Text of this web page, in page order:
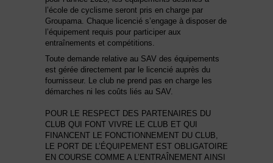
l’école de cyclisme seront pris en charge par
Groupama. Chaque licencié s’engage à disposer de
l’équipement requis pour participer aux
entraînements et compétitions.
Toute demande relative au SAV des équipements
est gérée directement par le licencié auprès du
fournisseur. Le club ne prend pas en charge les
démarches ni les coûts liés au SAV.
POUR LE RESPECT DES PARTENAIRES DU
CLUB QUI FONT VIVRE LE CLUB ET QUI
FINANCENT LE FONCTIONNEMENT DU CLUB,
LE PORT DE L’ÉQUIPEMENT EST OBLIGATOIRE
EN COURSE COMME A L’ENTRAÎNEMENT AINSI